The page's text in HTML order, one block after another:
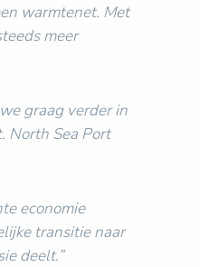
warmtenet. Met
meer
graag verder in
North Sea Port
economie
transitie naar
deelt.”